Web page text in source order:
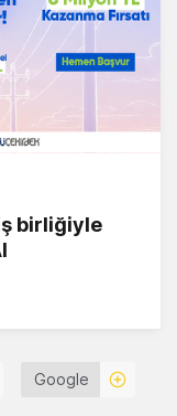
birliğiyle
Google